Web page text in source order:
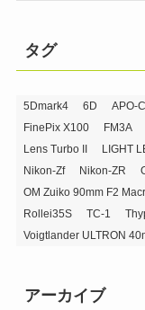
タグ
5Dmark4 6D APO-
FinePix X100
FM3A
Lens Turbo II
LIGHT
Nikon-Zf
Nikon-ZR
OM Zuiko 90mm F2
Rollei35S
TC-1
Voigtlander ULTRON
アーカイブ